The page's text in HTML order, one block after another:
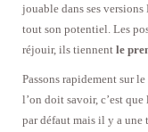
jouable dans ses
tout son potentiel. Les
réjouir, ils tiennent le
Passons rapidement sur
l’on doit savoir, c’est
par défaut mais il y a une